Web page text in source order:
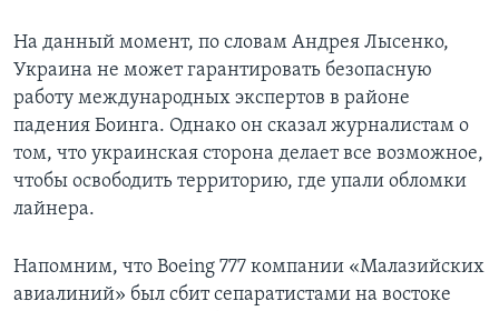
На данный момент, по словам Андрея Лысенко,
Украина не может гарантировать безопасную
работу международных экспертов в районе
падения Боинга. Однако он сказал журналистам о
том, что украинская сторона делает все возможное,
чтобы освободить территорию, где упали обломки
лайнера.
Напомним, что Boeing 777 компании «Малазийских
авиалиний» был сбит сепаратистами на востоке